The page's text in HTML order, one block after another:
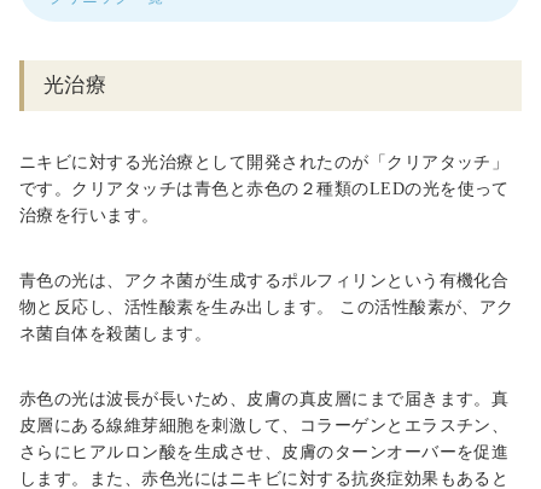
光治療
ニキビに対する光治療として開発されたのが「クリアタッチ」
です。クリアタッチは青色と赤色の２種類のLEDの光を使って
治療を行います。
青色の光は、アクネ菌が生成するポルフィリンという有機化合
物と反応し、活性酸素を生み出します。 この活性酸素が、アク
ネ菌自体を殺菌します。
赤色の光は波長が長いため、皮膚の真皮層にまで届きます。真
皮層にある線維芽細胞を刺激して、コラーゲンとエラスチン、
さらにヒアルロン酸を生成させ、皮膚のターンオーバーを促進
します。また、赤色光にはニキビに対する抗炎症効果もあると